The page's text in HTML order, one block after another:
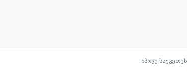
იპოვე